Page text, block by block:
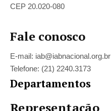
CEP 20.020-080
Fale conosco
E-mail: iab@iabnacional.org.br
Telefone: (21) 2240.3173
Departamentos
Representação